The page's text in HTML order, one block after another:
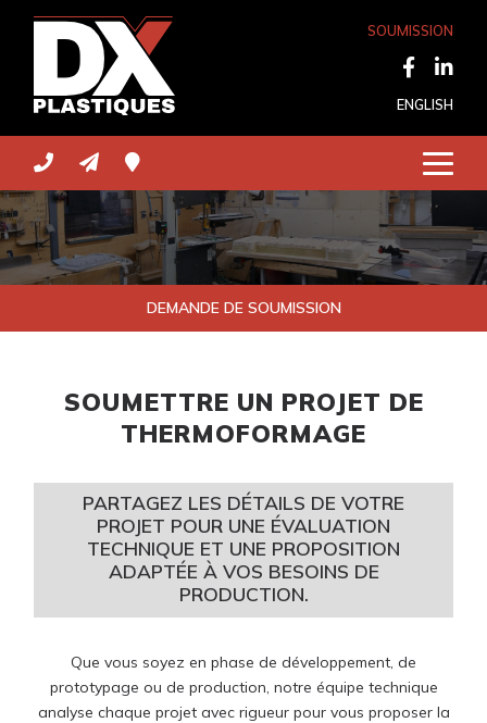
SOUMISSION
ENGLISH
DEMANDE DE SOUMISSION
SOUMETTRE UN PROJET DE
THERMOFORMAGE
PARTAGEZ LES DÉTAILS DE VOTRE
PROJET POUR UNE ÉVALUATION
TECHNIQUE ET UNE PROPOSITION
ADAPTÉE À VOS BESOINS DE
PRODUCTION.
Que vous soyez en phase de développement, de
prototypage ou de production, notre équipe technique
analyse chaque projet avec rigueur pour vous proposer la